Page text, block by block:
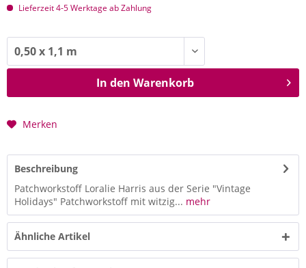
Lieferzeit 4-5 Werktage ab Zahlung
In den Warenkorb
Merken
Beschreibung
Patchworkstoff Loralie Harris aus der Serie "Vintage
Holidays" Patchworkstoff mit witzig... mehr
Ähnliche Artikel